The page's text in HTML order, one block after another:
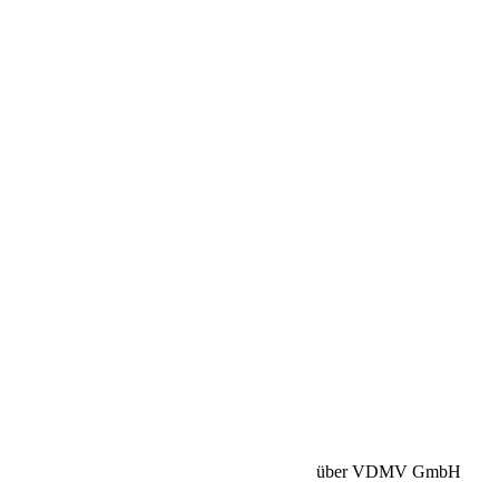
über VDMV GmbH